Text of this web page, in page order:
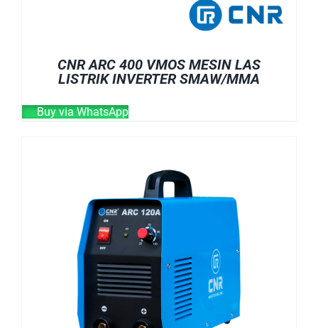
CNR ARC 400 VMOS MESIN LAS
LISTRIK INVERTER SMAW/MMA
Buy via WhatsApp